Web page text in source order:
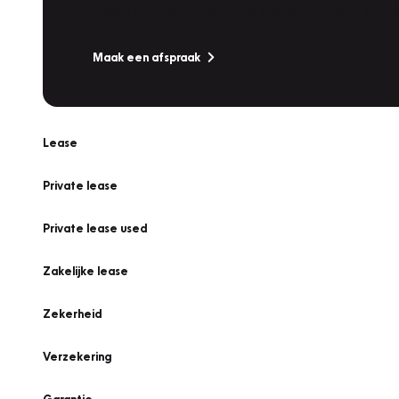
Maak een afspraak
Lease
Private lease
Private lease used
Zakelijke lease
Zekerheid
Verzekering